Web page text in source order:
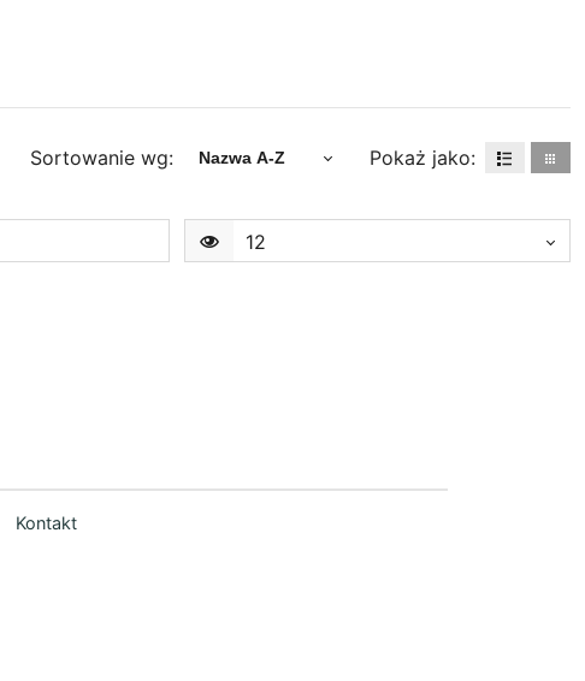
Sortowanie wg: Nazwa A-Z Pokaż jako:
12
Kontakt